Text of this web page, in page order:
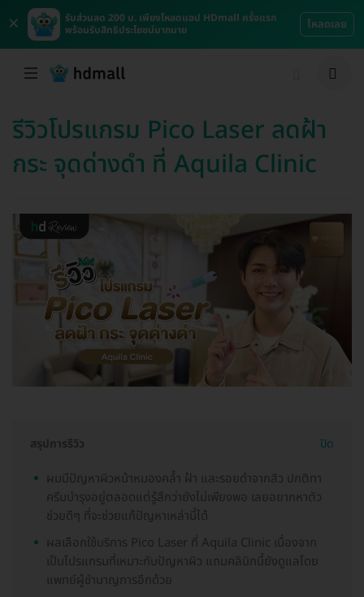
×
รับส่วนลด 200 บ. เพียงโหลดแอป HDmall ครั้งแรก
พร้อมรับสิทธิประโยชน์มากมาย
โหลดเลย
รีวิวโปรแกรม Pico Laser ลดฝ้า
กระ จุดด่างดำ ที่ Aquila Clinic
สรุปการรีวิว ปิด
ผมมีปัญหาผิวหน้าหมองคล้ำ ฝ้า และรอยดำจากสิว ปกติทา
ครีมบำรุงอยู่ตลอดแต่รู้สึกว่ายังไม่เพียงพอ เลยอยากหาตัว
ช่วยดีๆ ที่จะช่วยแก้ปัญหาเหล่านี้ได้
ผลเลือกใช้บริการ Pico Laser ที่ Aquila Clinic เนื่องจาก
เป็นโปรแกรมที่เหมาะกับปัญหาผิว แถมคลินิกนี้ยังดูแลโดย
แพทย์ผู้ชำนาญการอีกด้วย